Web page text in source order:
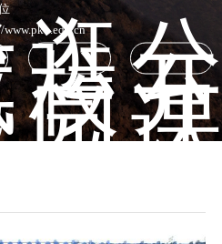
逛
校
园
公
开
课